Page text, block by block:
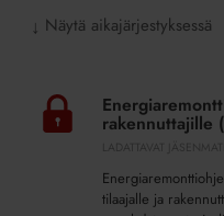
↓ Näytä aikajärjestyksessä
tilaajille
rakennuttajille
tilaajalle ja